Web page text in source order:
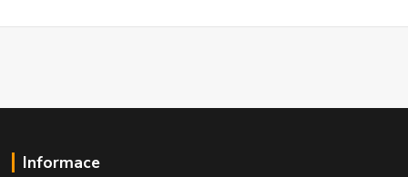
Informace